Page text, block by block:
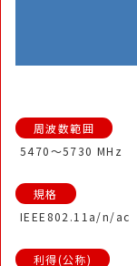
5470～5730 MHz
IEEE802.11a/n/ac